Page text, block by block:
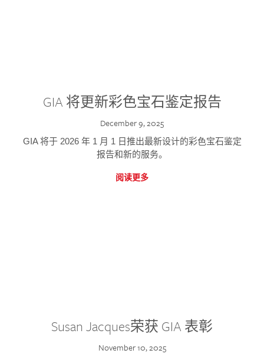
GIA 将更新彩色宝石鉴定报告
December 9, 2025
GIA 将于 2026 年 1 月 1 日推出最新设计的彩色宝石鉴定
报告和新的服务。
阅读更多
Susan Jacques荣获 GIA 表彰
November 10, 2025